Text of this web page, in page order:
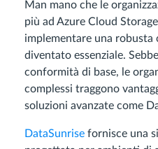
Man mano che le
più ad Azure Cloud
implementare una
diventato essenziale.
conformità di base, le
complessi traggono
soluzioni avanzate come
DataSunrise fornisce una